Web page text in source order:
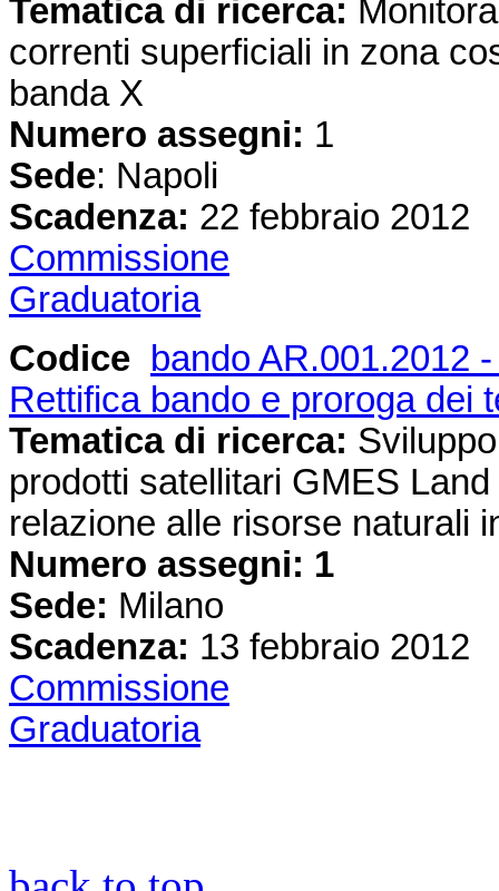
Tematica di ricerca:
correnti superficiali in zona
banda X
Numero assegni: 1
Sede: Napoli
Scadenza: 22 febbraio 2012
Commissione
Graduatoria
Codice
bando AR.001.2012
Rettifica bando e proroga dei
Tematica di ricerca:
prodotti satellitari GMES
relazione alle risorse naturali
Numero assegni: 1
Sede: Milano
Scadenza: 13 febbraio 2012
Commissione
Graduatoria